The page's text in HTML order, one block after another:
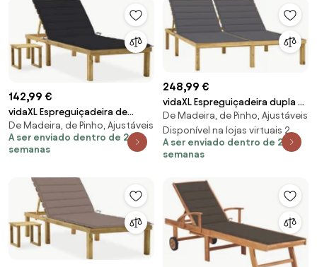
142,99 €
vidaXL Espreguiçadeira de
jardim com mesa e almofadão
pinho impregnado
De Madeira, de Pinho, Ajustáveis
A ser enviado dentro de 2
semanas
248,99 €
vidaXL Espreguiçadeira dupla c/
almofadões antracite pinho
impregnado
De Madeira, de Pinho, Ajustáveis
Disponível na lojas virtuais 2
A ser enviado dentro de 2
semanas